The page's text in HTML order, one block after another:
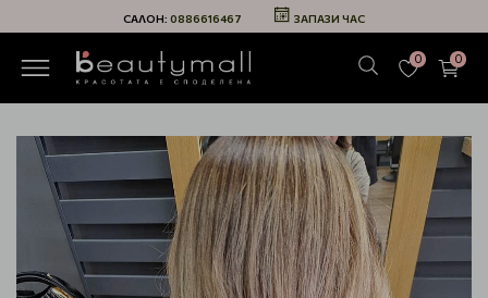
САЛОН: 0886616467 ЗАПАЗИ ЧАС
0 0